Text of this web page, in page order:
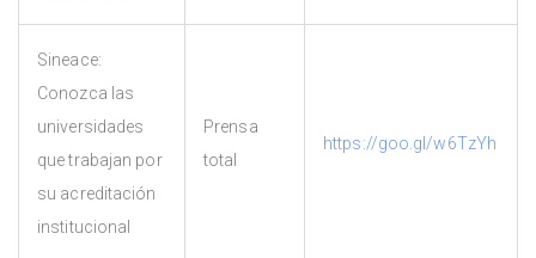
Sineace:
Conozca las
universidades
que trabajan por
su acreditación
institucional
Prensa
total
https://goo.gl/w6TzYh